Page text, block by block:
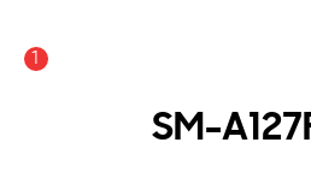
1
SM-